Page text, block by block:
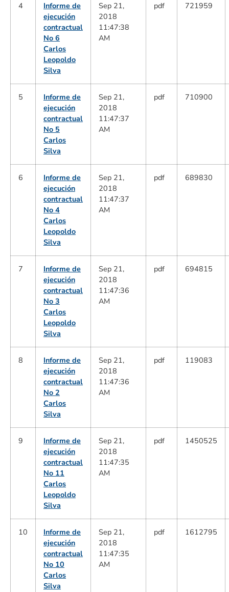
4
Informe de
ejecución
contractual
No 6
Carlos
Leopoldo
Silva
Sep 21,
2018
11:47:38
AM
pdf 721959
5
Informe de
ejecución
contractual
No 5
Carlos
Silva
Sep 21,
2018
11:47:37
AM
pdf 710900
6
Informe de
ejecución
contractual
No 4
Carlos
Leopoldo
Silva
Sep 21,
2018
11:47:37
AM
pdf 689830
7
Informe de
ejecución
contractual
No 3
Carlos
Leopoldo
Silva
Sep 21,
2018
11:47:36
AM
pdf 694815
8
Informe de
ejecución
contractual
No 2
Carlos
Silva
Sep 21,
2018
11:47:36
AM
pdf 119083
9
Informe de
ejecución
contractual
No 11
Carlos
Leopoldo
Silva
Sep 21,
2018
11:47:35
AM
pdf 1450525
10
Informe de
ejecución
contractual
No 10
Carlos
Silva
Sep 21,
2018
11:47:35
AM
pdf 1612795